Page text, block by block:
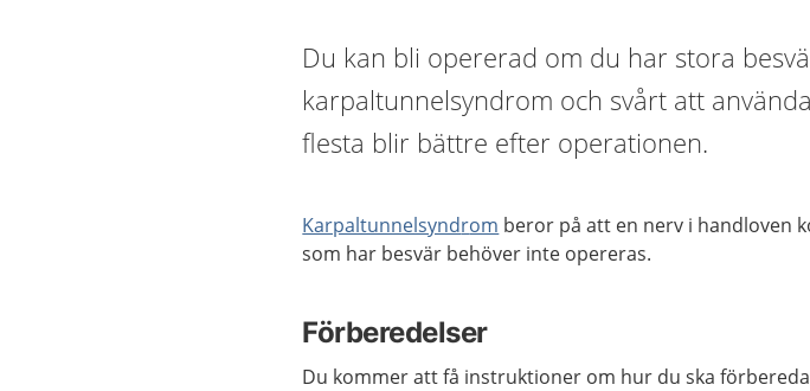
Du kan bli opererad om du har stora
karpaltunnelsyndrom och svårt att
flesta blir bättre efter operationen.
Karpaltunnelsyndrom beror på att en nerv i handloven
som har besvär behöver inte opereras.
Förberedelser
Du kommer att få instruktioner om hur du ska